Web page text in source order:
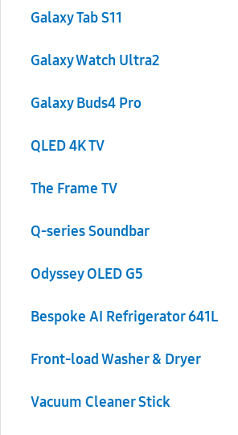
Galaxy Tab S11
Galaxy Watch Ultra2
Galaxy Buds4 Pro
QLED 4K TV
The Frame TV
Q-series Soundbar
Odyssey OLED G5
Bespoke AI Refrigerator 641L
Front-load Washer & Dryer
Vacuum Cleaner Stick